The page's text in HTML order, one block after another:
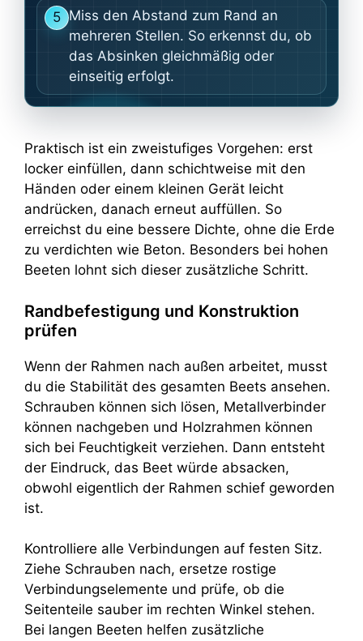
5 Miss den Abstand zum Rand an
mehreren Stellen. So erkennst du, ob
das Absinken gleichmäßig oder
einseitig erfolgt.
Praktisch ist ein zweistufiges Vorgehen: erst
locker einfüllen, dann schichtweise mit den
Händen oder einem kleinen Gerät leicht
andrücken, danach erneut auffüllen. So
erreichst du eine bessere Dichte, ohne die Erde
zu verdichten wie Beton. Besonders bei hohen
Beeten lohnt sich dieser zusätzliche Schritt.
Randbefestigung und Konstruktion
prüfen
Wenn der Rahmen nach außen arbeitet, musst
du die Stabilität des gesamten Beets ansehen.
Schrauben können sich lösen, Metallverbinder
können nachgeben und Holzrahmen können
sich bei Feuchtigkeit verziehen. Dann entsteht
der Eindruck, das Beet würde absacken,
obwohl eigentlich der Rahmen schief geworden
ist.
Kontrolliere alle Verbindungen auf festen Sitz.
Ziehe Schrauben nach, ersetze rostige
Verbindungselemente und prüfe, ob die
Seitenteile sauber im rechten Winkel stehen.
Bei langen Beeten helfen zusätzliche